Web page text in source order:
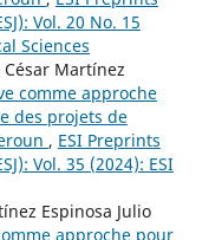
Vol. 20 No. 15
Sciences
Martínez
comme approche
des projets de
, ESI Preprints
Vol. 35 (2024): ESI
Espinosa Julio
approche pour